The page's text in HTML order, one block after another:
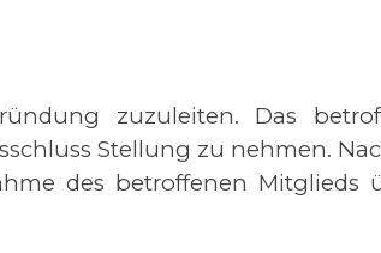
zuzuleiten. Das
Stellung zu nehmen.
des betroffenen Mitglieds